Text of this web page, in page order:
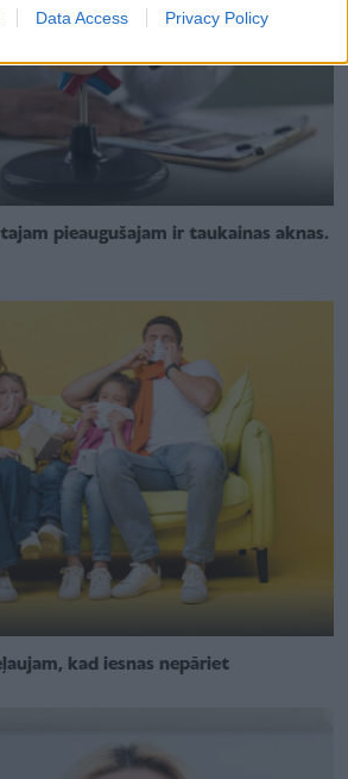
Data Access Privacy Policy
pieaugušajam ir taukainas aknas.
kad iesnas nepāriet